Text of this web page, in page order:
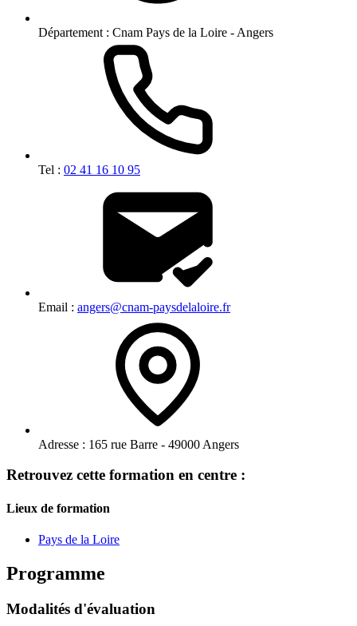
Département : Cnam Pays de la Loire - Angers
Tel : 02 41 16 10 95
Email : angers@cnam-paysdelaloire.fr
Adresse : 165 rue Barre - 49000 Angers
Retrouvez cette formation en centre :
Lieux de formation
Pays de la Loire
Programme
Modalités d'évaluation